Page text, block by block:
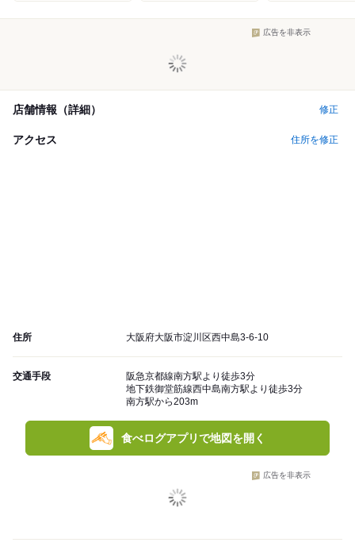
広告を非表示
店舗情報（詳細） 修正
アクセス 住所を修正
住所 大阪府大阪市淀川区西中島3-6-10
交通手段
阪急京都線南方駅より徒歩3分
地下鉄御堂筋線西中島南方駅より徒歩3分
南方駅から203m
食べログアプリで地図を開く
広告を非表示